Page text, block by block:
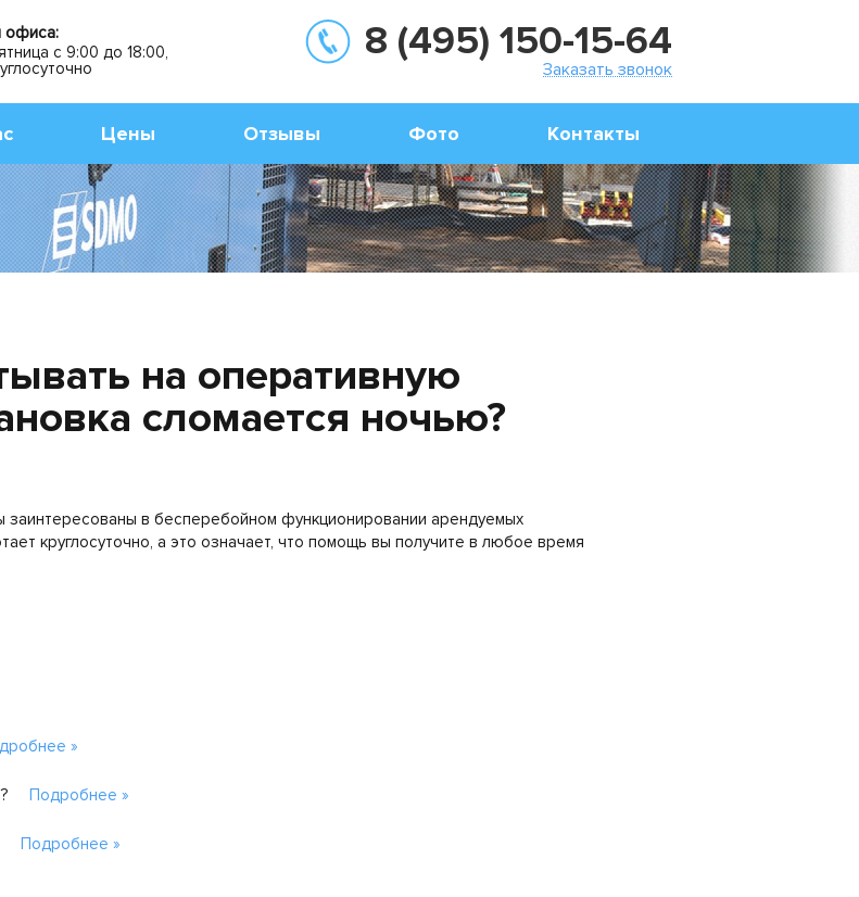
офиса:
с 9:00 до 18:00,
8 (495) 150-15-64
Заказать звонок
Цены Отзывы Фото Контакты
на оперативную
сломается ночью?
в бесперебойном функционировании арендуемых
круглосуточно, а это означает, что помощь вы получите в любое время
»
Подробнее »
Подробнее »